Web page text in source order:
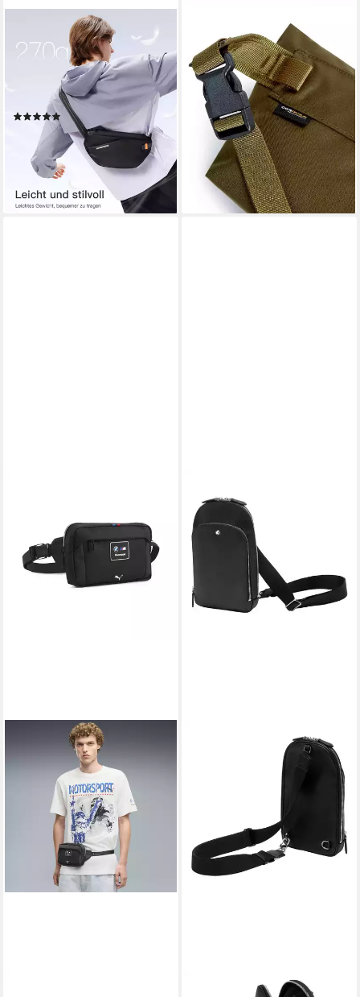
Gürteltasche 3,8 L
Umhängetasche, Leichte
Schultertasche Bauchtasche
Crossbody Bag
(3)
35,99 € UVP59,99 €
-40%
lieferbar - in 4-5 Werktagen bei dir
Hüftgürtel BMW Bauchtasche
Springer Gürteltasche
Hüfttasche Jogging
Bauchtasche (1-St)
44,44 € UVP 59,99 €
-26%
lieferbar - in 2-3 Werktagen bei dir